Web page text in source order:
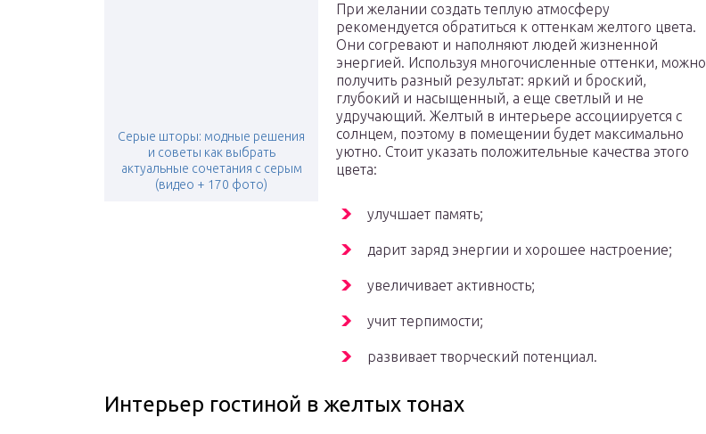
Серые шторы: модные решения
и советы как выбрать
актуальные сочетания с серым
(видео + 170 фото)
При желании создать теплую атмосферу
рекомендуется обратиться к оттенкам желтого цвета.
Они согревают и наполняют людей жизненной
энергией. Используя многочисленные оттенки, можно
получить разный результат: яркий и броский,
глубокий и насыщенный, а еще светлый и не
удручающий. Желтый в интерьере ассоциируется с
солнцем, поэтому в помещении будет максимально
уютно. Стоит указать положительные качества этого
цвета:
улучшает память;
дарит заряд энергии и хорошее настроение;
увеличивает активность;
учит терпимости;
развивает творческий потенциал.
Интерьер гостиной в желтых тонах